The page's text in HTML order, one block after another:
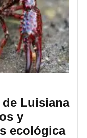
Luisiana
y
ecológica